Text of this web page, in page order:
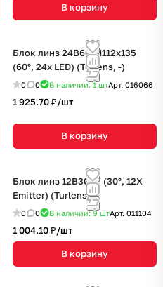
В корзину
Блок линз 24B60-M112х135
(60°, 24x LED) (Turlens, -)
0 0 В наличии: 1штАрт. 016066
1 925.70 ₽/шт
В корзину
Блок линз 12B30DF (30°, 12X
Emitter) (Turlens, -)
0 0 В наличии: 9штАрт. 011104
1 004.10 ₽/шт
В корзину